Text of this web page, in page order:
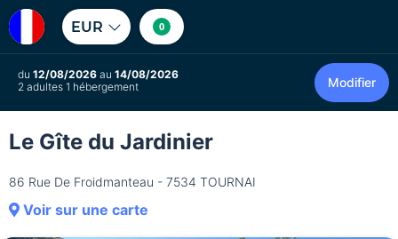
EUR 0
du 12/08/2026 au 14/08/2026
2 adultes 1 hébergement
Modifier
Le Gîte du Jardinier
86 Rue De Froidmanteau - 7534 TOURNAI
Voir sur une carte